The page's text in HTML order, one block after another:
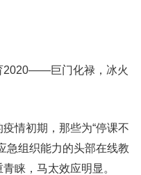
2020——巨门化禄，冰火
情初期，那些为“停课不
急组织能力的头部在线教
睐，马太效应明显。